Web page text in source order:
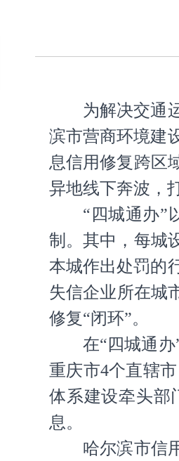
为解决交通
滨市营商环境建
息信用修复跨区
异地线下奔波，
“四城通办”
制。其中，每城
本城作出处罚的
失信企业所在城
修复“闭环”。
在“四城通
重庆市4个直辖
体系建设牵头部
息。
哈尔滨市信